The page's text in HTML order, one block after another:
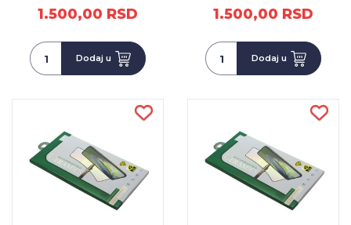
1.500,00 RSD
Dodaj u
1.500,00 RSD
Dodaj u